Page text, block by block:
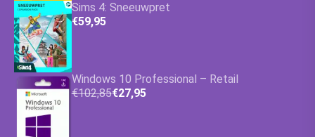
Sims 4: Sneeuwpret
€59,95
Windows 10 Professional – Retail
€102,85€27,95